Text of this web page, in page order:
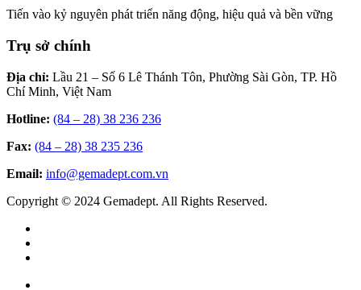
Tiến vào kỷ nguyên phát triển năng động, hiệu quả và bền vững
Trụ sở chính
Địa chỉ: Lầu 21 – Số 6 Lê Thánh Tôn, Phường Sài Gòn, TP. Hồ
Chí Minh, Việt Nam
Hotline: (84 – 28) 38 236 236
Fax: (84 – 28) 38 235 236
Email: info@gemadept.com.vn
Copyright © 2024 Gemadept. All Rights Reserved.